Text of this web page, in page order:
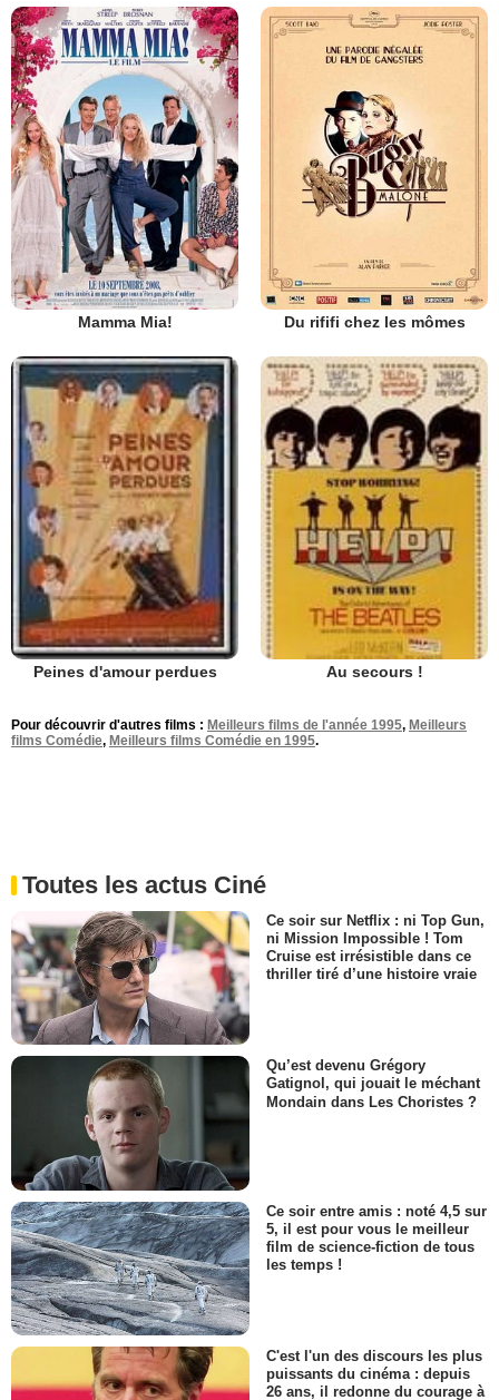
Mamma Mia! Du rififi chez les mômes
Peines d'amour perdues Au secours !
Pour découvrir d'autres films : Meilleurs films de l'année 1995, Meilleurs
films Comédie, Meilleurs films Comédie en 1995.
Toutes les actus Ciné
Ce soir sur Netflix : ni Top Gun,
ni Mission Impossible ! Tom
Cruise est irrésistible dans ce
thriller tiré d’une histoire vraie
Qu’est devenu Grégory
Gatignol, qui jouait le méchant
Mondain dans Les Choristes ?
Ce soir entre amis : noté 4,5 sur
5, il est pour vous le meilleur
film de science-fiction de tous
les temps !
C'est l'un des discours les plus
puissants du cinéma : depuis
26 ans, il redonne du courage à